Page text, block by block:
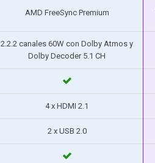
AMD FreeSync Premium
2.2.2 canales 60W con Dolby Atmos y
Dolby Decoder 5.1 CH
4 x HDMI 2.1
2 x USB 2.0